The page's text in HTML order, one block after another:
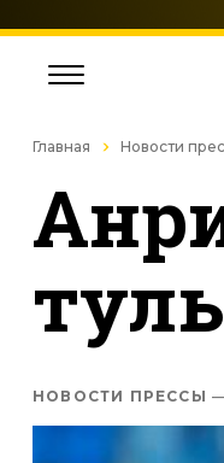
Главная Новости
НОВОСТИ ПРЕССЫ —